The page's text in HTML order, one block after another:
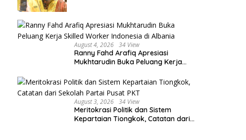
August 4, 2026 34 View
Ranny Fahd Arafiq Apresiasi
Mukhtarudin Buka Peluang Kerja
August 3, 2026 34 View
Meritokrasi Politik dan Sistem
Kepartaian Tiongkok, Catatan dari